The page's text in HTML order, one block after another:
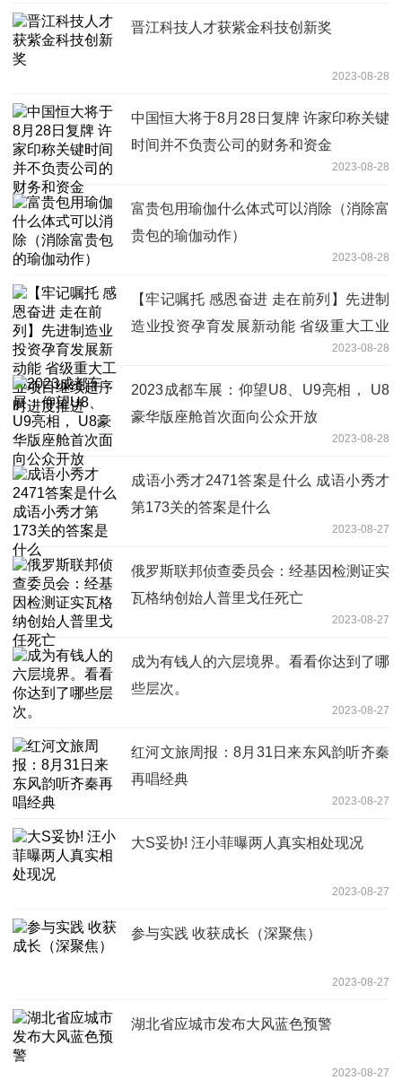
晋江科技人才获紫金科技创新奖
2023-08-28
中国恒大将于8月28日复牌 许家印称关键
时间并不负责公司的财务和资金
2023-08-28
富贵包用瑜伽什么体式可以消除（消除富
贵包的瑜伽动作）
2023-08-28
【牢记嘱托 感恩奋进 走在前列】先进制
造业投资孕育发展新动能 省级重大工业
2023-08-28
2023成都车展：仰望U8、U9亮相， U8
豪华版座舱首次面向公众开放
2023-08-28
成语小秀才2471答案是什么 成语小秀才
第173关的答案是什么
2023-08-27
俄罗斯联邦侦查委员会：经基因检测证实
瓦格纳创始人普里戈任死亡
2023-08-27
成为有钱人的六层境界。看看你达到了哪
些层次。
2023-08-27
红河文旅周报：8月31日来东风韵听齐秦
再唱经典
2023-08-27
大S妥协! 汪小菲曝两人真实相处现况
2023-08-27
参与实践 收获成长（深聚焦）
2023-08-27
湖北省应城市发布大风蓝色预警
2023-08-27